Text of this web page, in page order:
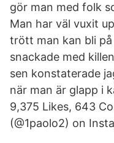
gör man med folk
Man har väl vuxit
trött man kan bli
snackade med
sen konstaterade
när man är glapp i
9,375 Likes, 643
(@1paolo2) on